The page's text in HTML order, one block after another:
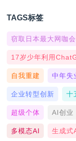
TAGS标签
窃取日本最大网咖
17岁少年利用
自我重建 中年失
企业转型创新 十
超级个体 AI创业
多模态AI 生成式